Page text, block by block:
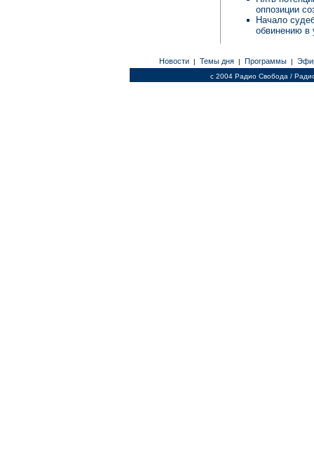
оппозиции
Начало
обвинению в
Новости | Темы дня | Программы |
c 2004 Радио Свобода /